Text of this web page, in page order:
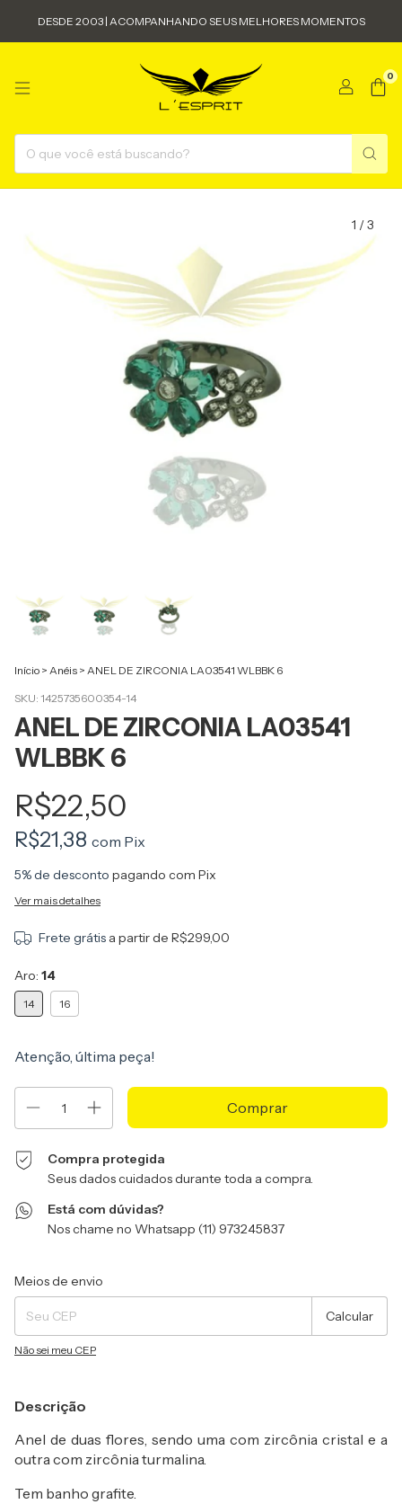
DESDE 2003 | ACOMPANHANDO SEUS MELHORES MOMENTOS
0
1 /3
Início > Anéis > ANEL DE ZIRCONIA LA03541 WLBBK 6
SKU: 1425735600354-14
ANEL DE ZIRCONIA LA03541
WLBBK 6
R$22,50
R$21,38 com Pix
5% de desconto pagando com Pix
Ver mais detalhes
Frete grátis a partir de R$299,00
Aro: 14
14 16
Atenção, última peça!
Compra protegida
Seus dados cuidados durante toda a compra.
Está com dúvidas?
Nos chame no Whatsapp (11) 973245837
Entregas para o CEP:
Meios de envio
Calcular
Não sei meu CEP
Descrição
Anel de duas flores, sendo uma com zircônia cristal e a
outra com zircônia turmalina.
Tem banho grafite.